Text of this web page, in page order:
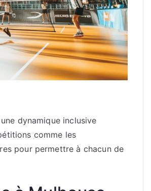
dynamique inclusive
comme les
pour permettre à chacun de